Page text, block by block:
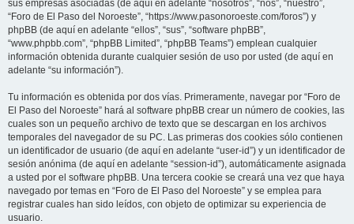
sus empresas asociadas (de aquí en adelante “nosotros”, “nos”, “nuestro”,
“Foro de El Paso del Noroeste”, “https://www.pasonoroeste.com/foros”) y
phpBB (de aquí en adelante “ellos”, “sus”, “software phpBB”,
“www.phpbb.com”, “phpBB Limited”, “phpBB Teams”) emplean cualquier
información obtenida durante cualquier sesión de uso por usted (de aquí en
adelante “su información”).
Tu información es obtenida por dos vías. Primeramente, navegar por “Foro de
El Paso del Noroeste” hará al software phpBB crear un número de cookies, las
cuales son un pequeño archivo de texto que se descargan en los archivos
temporales del navegador de su PC. Las primeras dos cookies sólo contienen
un identificador de usuario (de aquí en adelante “user-id”) y un identificador de
sesión anónima (de aquí en adelante “session-id”), automáticamente asignada
a usted por el software phpBB. Una tercera cookie se creará una vez que haya
navegado por temas en “Foro de El Paso del Noroeste” y se emplea para
registrar cuales han sido leídos, con objeto de optimizar su experiencia de
usuario.